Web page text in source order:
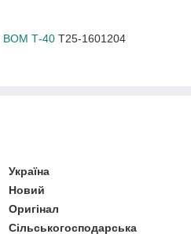
ВОМ Т-40 Т25-1601204
Україна
Новий
Оригінал
Сільськогосподарська